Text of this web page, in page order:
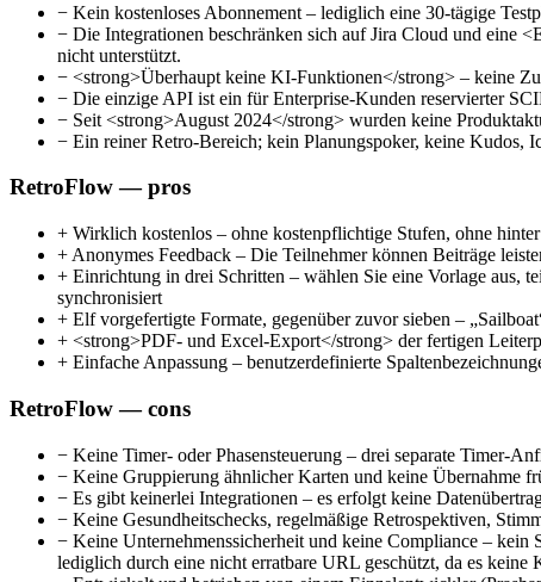
− Kein kostenloses Abonnement – lediglich eine 30-tägige
− Die Integrationen beschränken sich auf Jira Cloud und eine
nicht unterstützt.
− <strong>Überhaupt keine KI-Funktionen</strong> – keine
− Die einzige API ist ein für Enterprise-Kunden reservierter
− Seit <strong>August 2024</strong> wurden keine
− Ein reiner Retro-Bereich; kein Planungspoker, keine Kudos,
RetroFlow — pros
+ Wirklich kostenlos – ohne kostenpflichtige Stufen, ohne
+ Anonymes Feedback – Die Teilnehmer können Beiträge
+ Einrichtung in drei Schritten – wählen Sie eine Vorlage aus,
synchronisiert
+ Elf vorgefertigte Formate, gegenüber zuvor sieben –
+ <strong>PDF- und Excel-Export</strong> der fertigen
+ Einfache Anpassung – benutzerdefinierte
RetroFlow — cons
− Keine Timer- oder Phasensteuerung – drei separate Timer-
− Keine Gruppierung ähnlicher Karten und keine Übernahme
− Es gibt keinerlei Integrationen – es erfolgt keine
− Keine Gesundheitschecks, regelmäßige Retrospektiven,
− Keine Unternehmenssicherheit und keine Compliance –
lediglich durch eine nicht erratbare URL geschützt, da es keine